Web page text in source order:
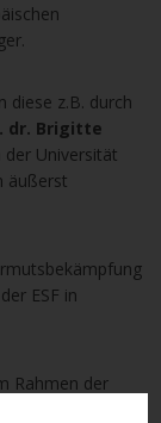
diese z.B. durch
dr. Brigitte
Universität
äußerst
ESF in
Rahmen der